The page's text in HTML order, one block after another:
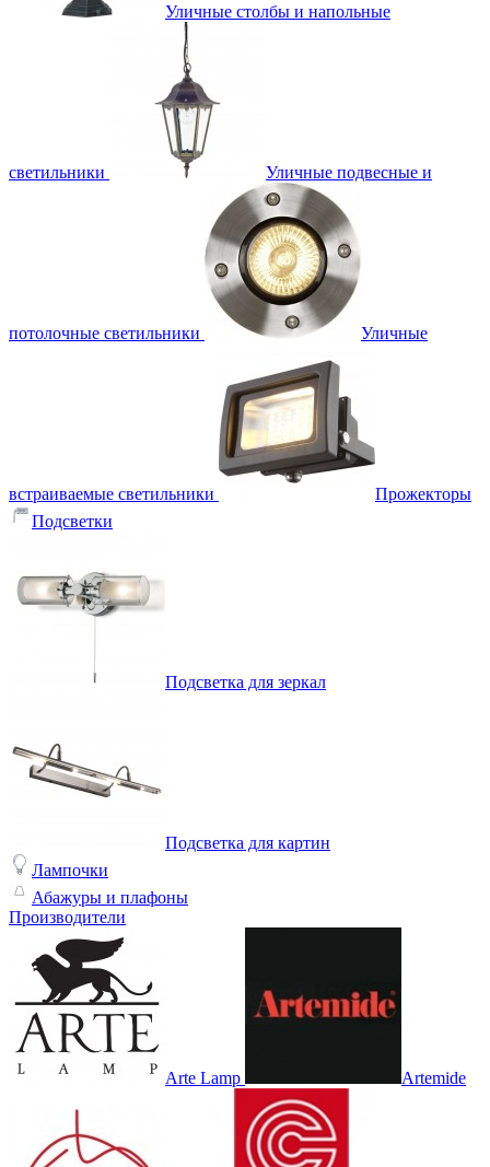
Уличные столбы и напольные
светильники Уличные подвесные и
потолочные светильники Уличные
встраиваемые светильники
Прожекторы
Подсветки
Подсветка для зеркал
Подсветка для картин
Лампочки
Абажуры и плафоны
Производители
Arte Lamp Artemide